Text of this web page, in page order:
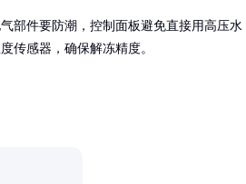
部件要防潮，控制面板避免直接用高压水
传感器，确保解冻精度。